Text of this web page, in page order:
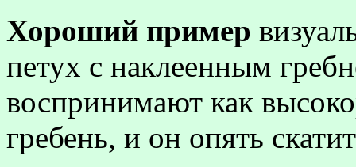
Хороший пример
петух с наклеенным
воспринимают как
гребень, и он опять